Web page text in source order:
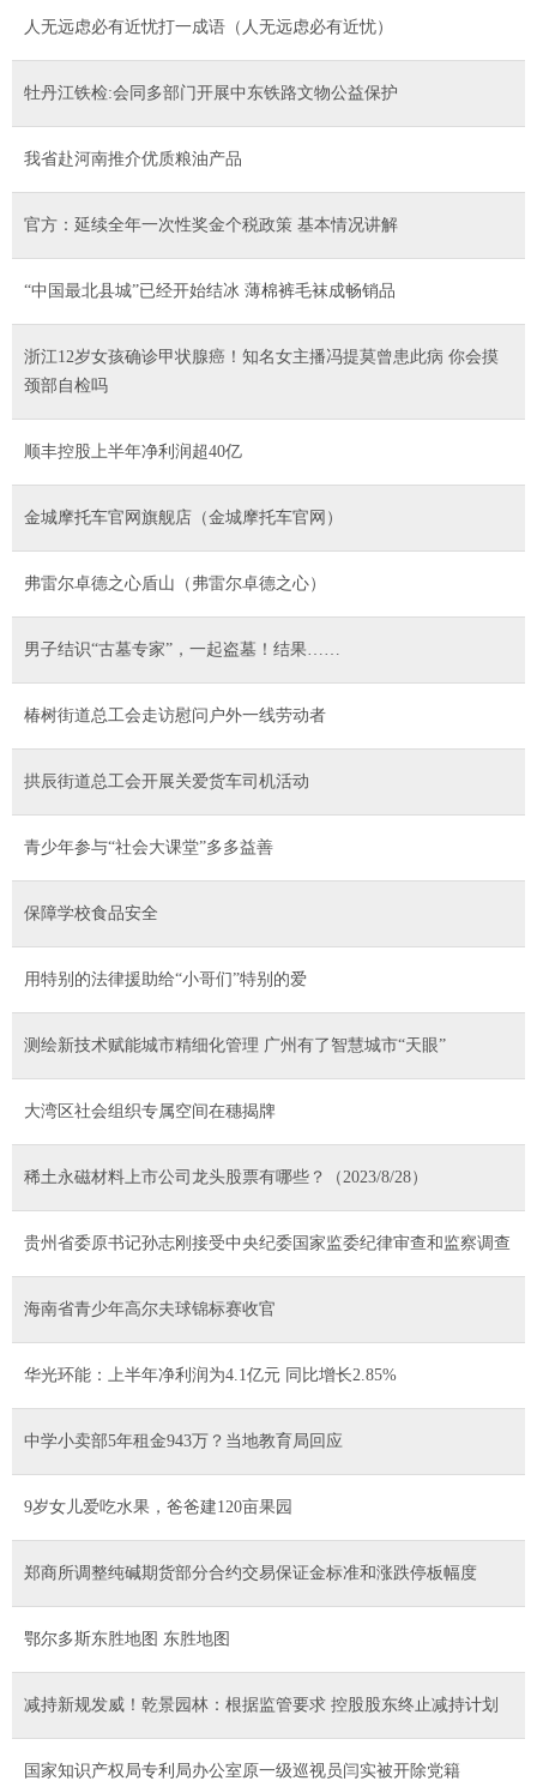
人无远虑必有近忧打一成语（人无远虑必有近忧）
牡丹江铁检:会同多部门开展中东铁路文物公益保护
我省赴河南推介优质粮油产品
官方：延续全年一次性奖金个税政策 基本情况讲解
“中国最北县城”已经开始结冰 薄棉裤毛袜成畅销品
浙江12岁女孩确诊甲状腺癌！知名女主播冯提莫曾患此病 你会摸
颈部自检吗
顺丰控股上半年净利润超40亿
金城摩托车官网旗舰店（金城摩托车官网）
弗雷尔卓德之心盾山（弗雷尔卓德之心）
男子结识“古墓专家”，一起盗墓！结果……
椿树街道总工会走访慰问户外一线劳动者
拱辰街道总工会开展关爱货车司机活动
青少年参与“社会大课堂”多多益善
保障学校食品安全
用特别的法律援助给“小哥们”特别的爱
测绘新技术赋能城市精细化管理 广州有了智慧城市“天眼”
大湾区社会组织专属空间在穗揭牌
稀土永磁材料上市公司龙头股票有哪些？（2023/8/28）
贵州省委原书记孙志刚接受中央纪委国家监委纪律审查和监察调查
海南省青少年高尔夫球锦标赛收官
华光环能：上半年净利润为4.1亿元 同比增长2.85%
中学小卖部5年租金943万？当地教育局回应
9岁女儿爱吃水果，爸爸建120亩果园
郑商所调整纯碱期货部分合约交易保证金标准和涨跌停板幅度
鄂尔多斯东胜地图 东胜地图
减持新规发威！乾景园林：根据监管要求 控股股东终止减持计划
国家知识产权局专利局办公室原一级巡视员闫实被开除党籍